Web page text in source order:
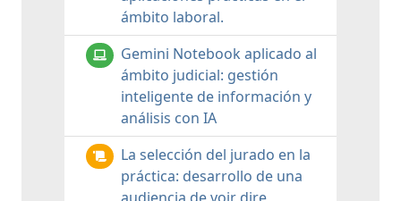
ámbito laboral.
Gemini Notebook aplicado al
ámbito judicial: gestión
inteligente de información y
análisis con IA
La selección del jurado en la
práctica: desarrollo de una